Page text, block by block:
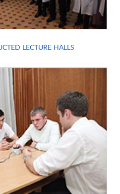
LECTURE HALLS